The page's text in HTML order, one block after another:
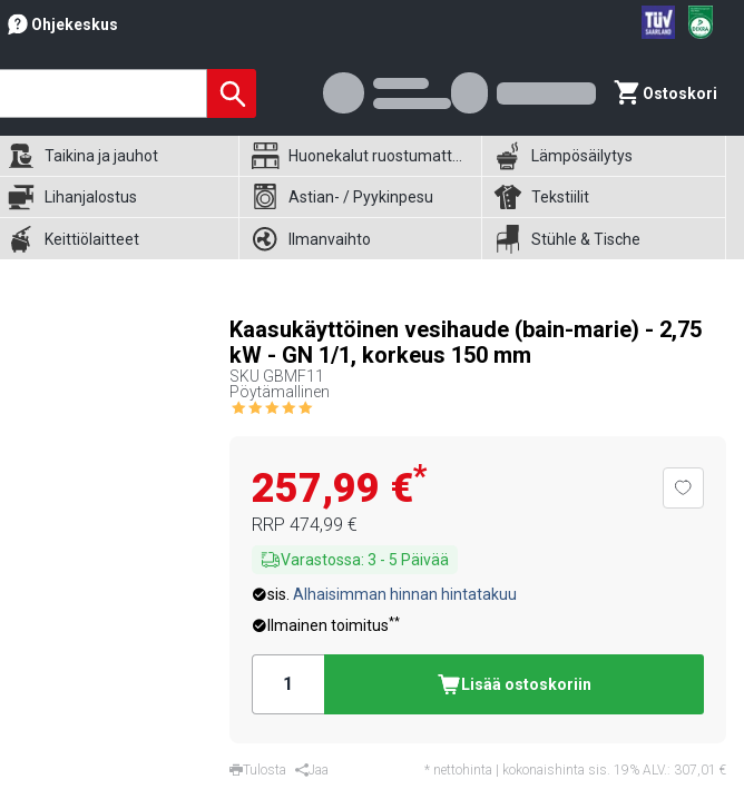
Ohjekeskus
Ostoskori
Taikina ja jauhot Huonekalut ruostumattomasta teräksestä Lämpösäilytys
Lihanjalostus Astian- / Pyykinpesu Tekstiilit
Keittiölaitteet Ilmanvaihto Stühle & Tische
Kaasukäyttöinen vesihaude (bain-marie) - 2,75
kW - GN 1/1, korkeus 150 mm
SKU GBMF11
Pöytämallinen
257,99 €*
RRP 474,99 €
Varastossa: 3 - 5 Päivää
sis. Alhaisimman hinnan hintatakuu
Ilmainen toimitus**
Lisää ostoskoriin
Tulosta Jaa * nettohinta | kokonaishinta sis. 19% ALV.: 307,01 €